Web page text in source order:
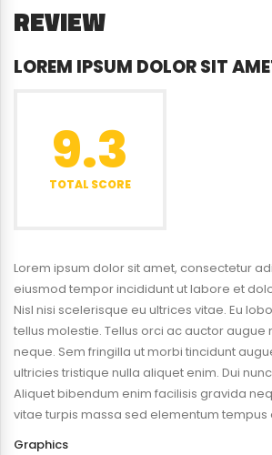
REVIEW
LOREM IPSUM DOLOR SIT
9.3
TOTAL SCORE
Lorem ipsum dolor sit amet, consectetur
eiusmod tempor incididunt ut labore et
Nisl nisi scelerisque eu ultrices vitae. Eu
tellus molestie. Tellus orci ac auctor augue
neque. Sem fringilla ut morbi tincidunt
ultricies tristique nulla aliquet enim. Dui
Aliquet bibendum enim facilisis gravida
vitae turpis massa sed elementum tempus
Graphics